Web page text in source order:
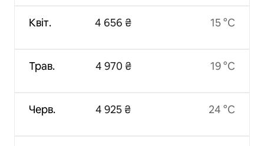
Квіт.
Трав.
Черв.
4 656 ₴
4 970 ₴
4 925 ₴
15 °C
19 °C
24 °C